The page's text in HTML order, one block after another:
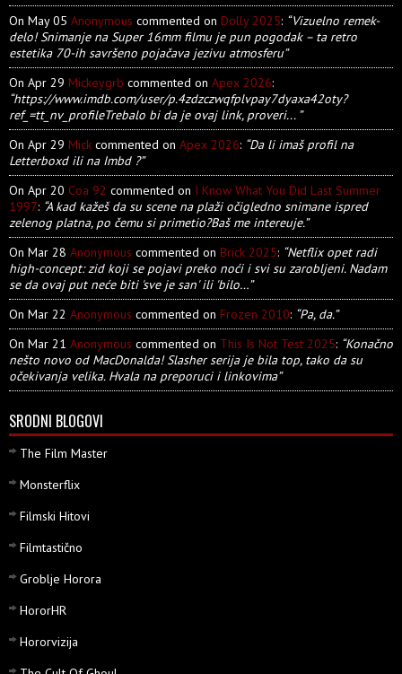
On May 05 Anonymous commented on Dolly 2025: “Vizuelno remek-
delo! Snimanje na Super 16mm filmu je pun pogodak – ta retro
estetika 70-ih savršeno pojačava jezivu atmosferu”
On Apr 29 Mickeygrb commented on Apex 2026:
“https://www.imdb.com/user/p.4zdzczwqfplvpay7dyaxa42oty?
ref_=tt_nv_profileTrebalo bi da je ovaj link, proveri... ”
On Apr 29 Mick commented on Apex 2026: “Da li imaš profil na
Letterboxd ili na Imbd ?”
On Apr 20 Coa 92 commented on I Know What You Did Last Summer
1997: “A kad kažeš da su scene na plaži očigledno snimane ispred
zelenog platna, po čemu si primetio?Baš me intereuje.”
On Mar 28 Anonymous commented on Brick 2025: “Netflix opet radi
high-concept: zid koji se pojavi preko noći i svi su zarobljeni. Nadam
se da ovaj put neće biti 'sve je san' ili 'bilo…”
On Mar 22 Anonymous commented on Frozen 2010: “Pa, da.”
On Mar 21 Anonymous commented on This Is Not Test 2025: “Konačno
nešto novo od MacDonalda! Slasher serija je bila top, tako da su
očekivanja velika. Hvala na preporuci i linkovima”
SRODNI BLOGOVI
The Film Master
Monsterflix
Filmski Hitovi
Filmtastično
Groblje Horora
HororHR
Hororvizija